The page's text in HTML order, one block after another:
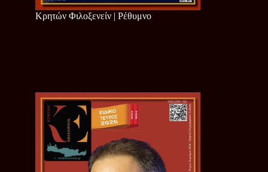
Κρητών Φιλοξενείν | Ρέθυμνο